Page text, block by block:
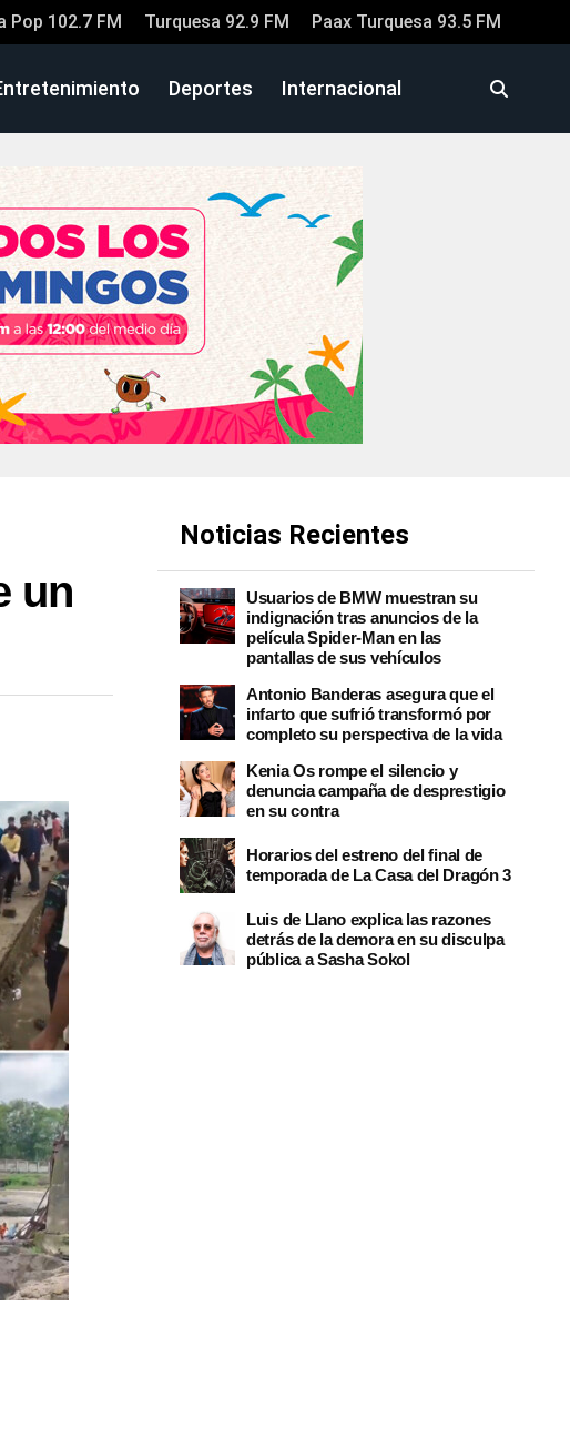
Pop 102.7 FM Turquesa 92.9 FM Paax Turquesa 93.5 FM
Deportes Internacional
un
Noticias Recientes
Usuarios de BMW muestran su
indignación tras anuncios de la
película Spider-Man en las
pantallas de sus vehículos
Antonio Banderas asegura que el
infarto que sufrió transformó por
completo su perspectiva de la vida
Kenia Os rompe el silencio y
denuncia campaña de desprestigio
en su contra
Horarios del estreno del final de
temporada de La Casa del Dragón 3
Luis de Llano explica las razones
detrás de la demora en su disculpa
pública a Sasha Sokol